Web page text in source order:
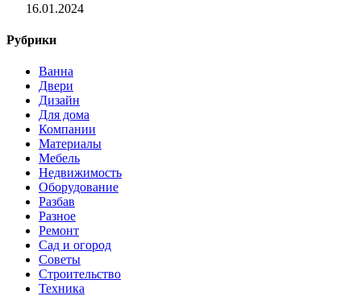
16.01.2024
Рубрики
Ванна
Двери
Дизайн
Для дома
Компании
Материалы
Мебель
Недвижимость
Оборудование
Разбав
Разное
Ремонт
Сад и огород
Советы
Строительство
Техника